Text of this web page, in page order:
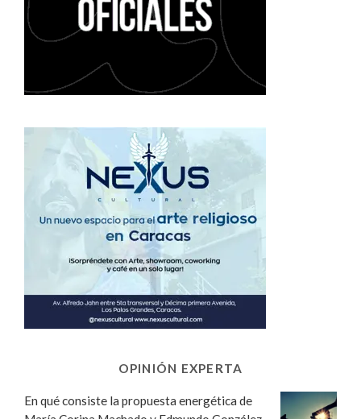
OPINIÓN EXPERTA
En qué consiste la propuesta energética de